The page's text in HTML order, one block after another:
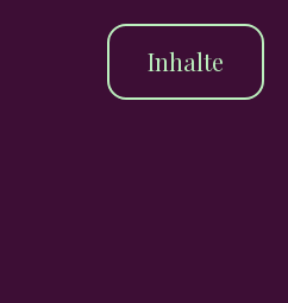
Inhalte